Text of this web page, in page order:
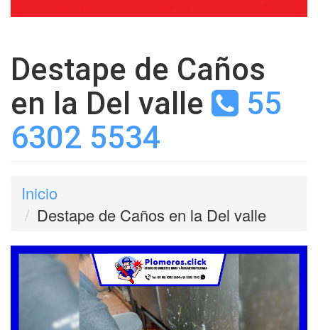
Destape de Caños
en la Del valle
55
6302 5534
Inicio
Destape de Caños en la Del valle